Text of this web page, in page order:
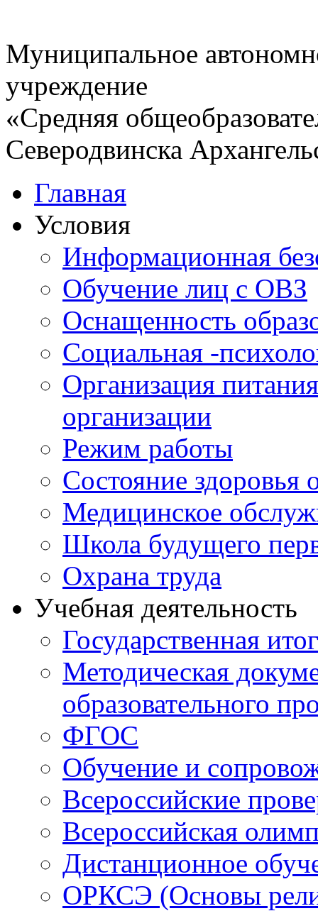
Муниципальное
учреждение
«Средняя
Северодвинска
Главная
Условия
Информационная
Обучение лиц с ОВЗ
Оснащенность
Социальная -
Организация
организации
Режим работы
Состояние
Медицинское
Школа будущего
Охрана труда
Учебная деятельность
Государственная
Методическая
образовательного
ФГОС
Обучение и
Всероссийские
Всероссийская
Дистанционное
ОРКСЭ (Основы